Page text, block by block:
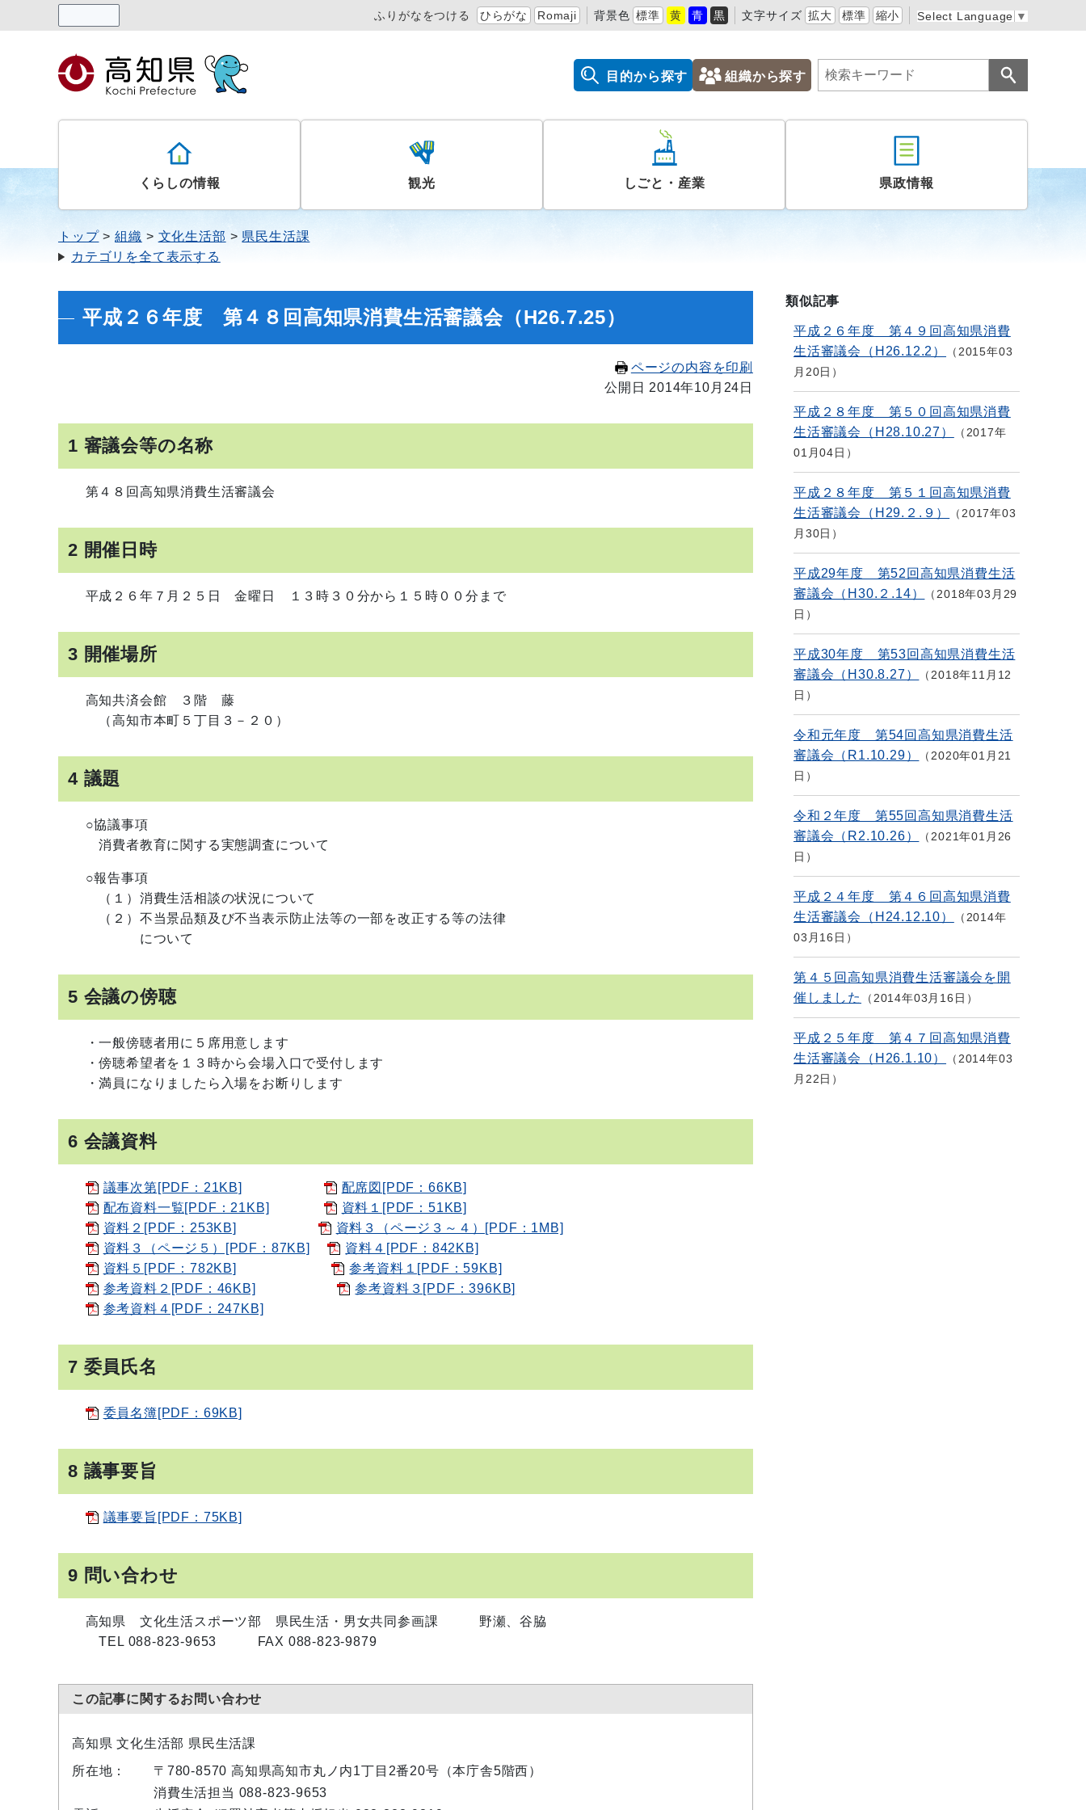
ふりがなをつける ひらがな Romaji 背景色 標準 黄 青 黒 文字サイズ 拡大 標準 縮小 Select Language ▼
目的から探す 組織から探す
くらしの情報 観光 しごと・産業 県政情報
トップ 組織 文化生活部
県民生活課
カテゴリを全て表示する
平成２６年度 第４８回高知県消費生活審議会（H26.7.25）
ページの内容を印刷
公開日 2014年10月24日
1 審議会等の名称
第４８回高知県消費生活審議会
2 開催日時
平成２６年７月２５日 金曜日 １３時３０分から１５時００分まで
3 開催場所
高知共済会館 ３階 藤
（高知市本町５丁目３－２０）
4 議題
○協議事項
消費者教育に関する実態調査について
○報告事項
（１）消費生活相談の状況について
（２）不当景品類及び不当表示防止法等の一部を改正する等の法律
について
5 会議の傍聴
・一般傍聴者用に５席用意します
・傍聴希望者を１３時から会場入口で受付します
・満員になりましたら入場をお断りします
6 会議資料
議事次第[PDF：21KB]
配席図[PDF：66KB]
配布資料一覧[PDF：21KB]
資料１[PDF：51KB]
資料２[PDF：253KB]
資料３（ページ３～４）[PDF：1MB]
資料３（ページ５）[PDF：87KB]
資料４[PDF：842KB]
資料５[PDF：782KB]
参考資料１[PDF：59KB]
参考資料２[PDF：46KB]
参考資料３[PDF：396KB]
参考資料４[PDF：247KB]
7 委員氏名
委員名簿[PDF：69KB]
8 議事要旨
議事要旨[PDF：75KB]
9 問い合わせ
高知県 文化生活スポーツ部 県民生活・男女共同参画課 野瀬、谷脇
TEL 088-823-9653 FAX 088-823-9879
この記事に関するお問い合わせ
高知県 文化生活部 県民生活課
所在地：
〒780-8570 高知県高知市丸ノ内1丁目2番20号（本庁舎5階西）
消費生活担当 088-823-9653
類似記事
平成２６年度 第４９回高知県消費
生活審議会（H26.12.2）
2015年03
月20日
平成２８年度 第５０回高知県消費
生活審議会（H28.10.27）
2017年
01月04日
平成２８年度 第５１回高知県消費
生活審議会（H29.２.９）
2017年03
月30日
平成29年度 第52回高知県消費生活
審議会（H30.２.14）
2018年03月29
日
平成30年度 第53回高知県消費生活
審議会（H30.8.27）
2018年11月12
日
令和元年度 第54回高知県消費生活
審議会（R1.10.29）
2020年01月21
日
令和２年度 第55回高知県消費生活
審議会（R2.10.26）
2021年01月26
日
平成２４年度 第４６回高知県消費
生活審議会（H24.12.10）
2014年
03月16日
第４５回高知県消費生活審議会を開
催しました
2014年03月16日
平成２５年度 第４７回高知県消費
生活審議会（H26.1.10）
2014年03
月22日